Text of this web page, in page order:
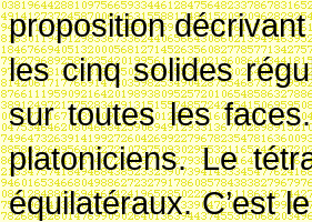
proposition
les cinq solides
sur toutes les
platoniciens.Le
équilatéraux. C’est